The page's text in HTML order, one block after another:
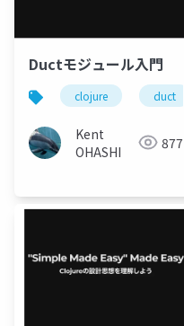
Ductモジュール入門
clojure duct
Kent
OHASHI
877